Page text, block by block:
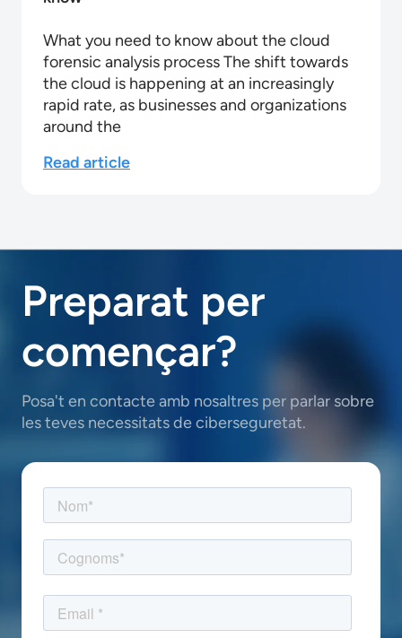
What you need to know about the cloud
forensic analysis process The shift towards
the cloud is happening at an increasingly
rapid rate, as businesses and organizations
around the
Read article
Preparat per
començar?
Posa't en contacte amb nosaltres per parlar sobre
les teves necessitats de ciberseguretat.